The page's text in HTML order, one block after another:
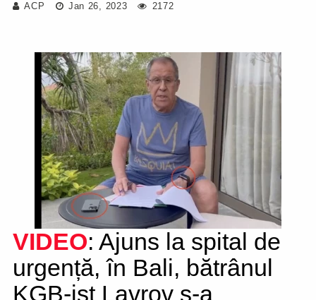
ACP Jan 26, 2023 2172
VIDEO: Ajuns la spital de
urgență, în Bali, bătrânul
KGB-ist Lavrov s-a